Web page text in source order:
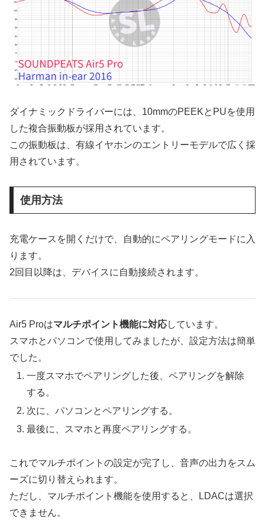
ダイナミックドライバーには、10mmのPEEKとPUを使用
した複合振動板が採用されています。
この振動板は、有線イヤホンのエントリーモデルで広く採
用されています。
使用方法
充電ケースを開くだけで、自動的にペアリングモードに入
ります。
2回目以降は、デバイスに自動接続されます。
Air5 Proはマルチポイント機能に対応しています。
スマホとパソコンで使用してみましたが、設定方法は簡単
でした。
一度スマホでペアリングした後、ペアリングを解除
する。
次に、パソコンとペアリングする。
最後に、スマホと再度ペアリングする。
これでマルチポイントの設定が完了し、音声の出力をスム
ーズに切り替えられます。
ただし、マルチポイント機能を使用すると、LDACは選択
できません。